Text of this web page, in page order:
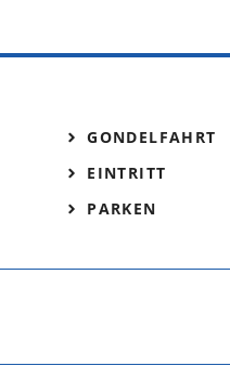
GONDELFAHRT
EINTRITT
PARKEN